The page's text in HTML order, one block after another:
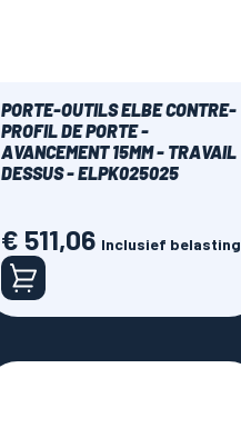
PORTE-OUTILS ELBE CONTRE-
PROFIL DE PORTE -
AVANCEMENT 15MM - TRAVAIL
DESSUS - ELPK025025
Prijs
€ 511,06 Inclusief belasting